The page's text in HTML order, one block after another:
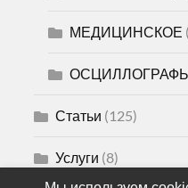
МЕДИЦИНСКОЕ
Статьи (125)
Услуги (8)